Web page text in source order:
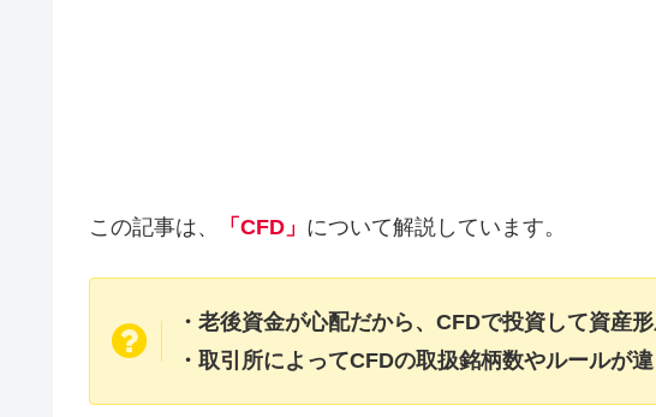
この記事は、 「CFD」 について解説しています。
・老後資金が心配だから、CFDで投資して資産
・取引所によってCFDの取扱銘柄数やルールが